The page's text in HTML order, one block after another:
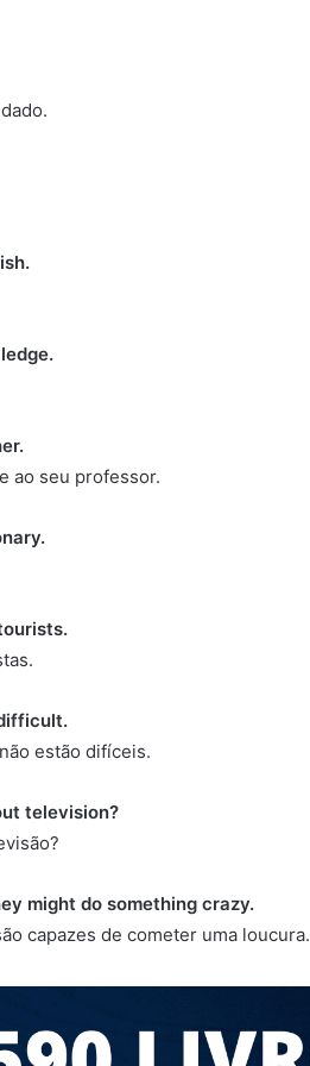
ao seu professor.
estão difíceis.
television?
might do something crazy.
capazes de cometer uma loucura.